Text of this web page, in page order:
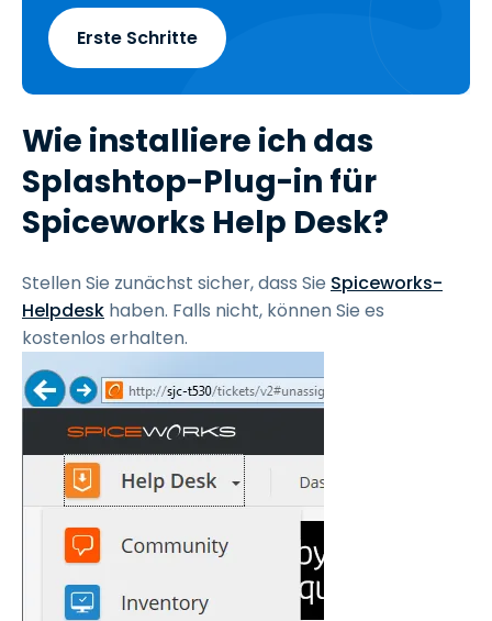
Erste Schritte
Wie installiere ich das
Splashtop-Plug-in für
Spiceworks Help Desk?
Stellen Sie zunächst sicher, dass Sie Spiceworks-
Helpdesk haben. Falls nicht, können Sie es
kostenlos erhalten.